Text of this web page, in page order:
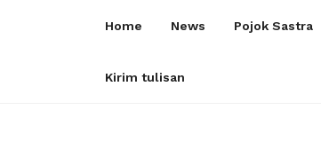
Home News Pojok Sastra
Kirim tulisan